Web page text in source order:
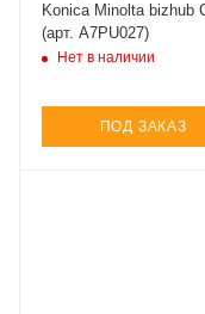
Konica Minolta bizhub
(арт. A7PU027)
Нет в наличии
ПОД ЗАКАЗ